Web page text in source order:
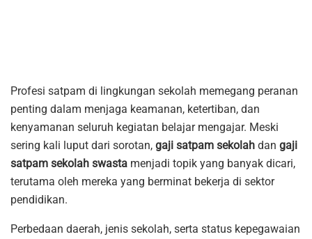
Profesi satpam di lingkungan sekolah memegang peranan
penting dalam menjaga keamanan, ketertiban, dan
kenyamanan seluruh kegiatan belajar mengajar. Meski
sering kali luput dari sorotan, gaji satpam sekolah dan gaji
satpam sekolah swasta menjadi topik yang banyak dicari,
terutama oleh mereka yang berminat bekerja di sektor
pendidikan.
Perbedaan daerah, jenis sekolah, serta status kepegawaian